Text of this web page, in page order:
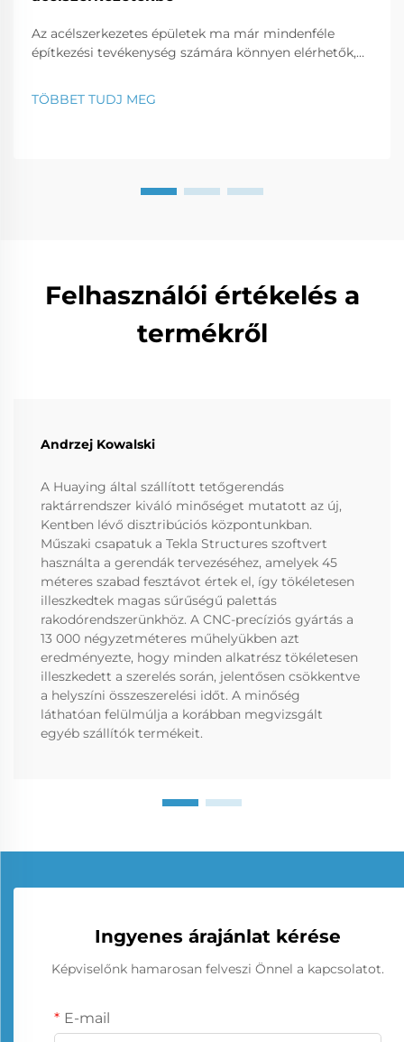
Az acélszerkezetes épületek ma már mindenféle
építkezési tevékenység számára könnyen elérhetők,
lakóingatlanról. Ebben a bejegyzésben megvizsgáljuk,
miért számítanak az acélszerkezetes épületek
TÖBBET TUDJ MEG
Felhasználói értékelés a
termékről
Andrzej Kowalski
A Huaying által szállított tetőgerendás
raktárrendszer kiváló minőséget mutatott az új,
Kentben lévő disztribúciós központunkban.
Műszaki csapatuk a Tekla Structures szoftvert
használta a gerendák tervezéséhez, amelyek 45
méteres szabad fesztávot értek el, így tökéletesen
illeszkedtek magas sűrűségű palettás
rakodórendszerünkhöz. A CNC-precíziós gyártás a
13 000 négyzetméteres műhelyükben azt
eredményezte, hogy minden alkatrész tökéletesen
illeszkedett a szerelés során, jelentősen csökkentve
a helyszíni összeszerelési időt. A minőség
láthatóan felülmúlja a korábban megvizsgált
egyéb szállítók termékeit.
Ingyenes árajánlat kérése
Képviselőnk hamarosan felveszi Önnel a kapcsolatot.
E-mail